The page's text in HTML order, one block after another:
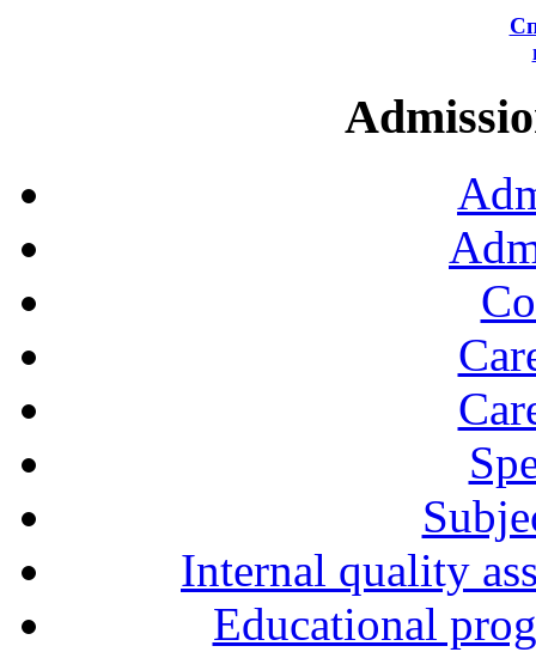
Internal quality
Educational